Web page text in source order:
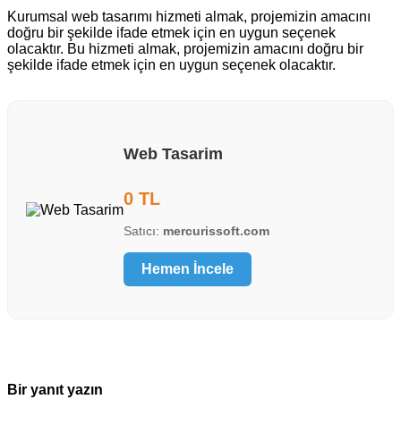
Kurumsal web tasarımı hizmeti almak, projemizin amacını
doğru bir şekilde ifade etmek için en uygun seçenek
olacaktır. Bu hizmeti almak, projemizin amacını doğru bir
şekilde ifade etmek için en uygun seçenek olacaktır.
Web Tasarim
0 TL
Satıcı: mercurissoft.com
Hemen İncele
Bir yanıt yazın